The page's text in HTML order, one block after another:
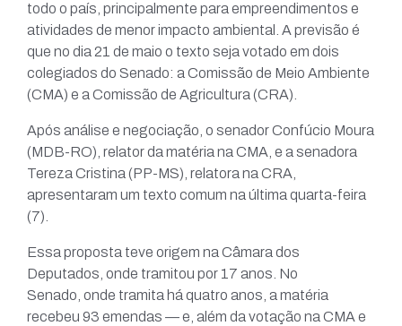
todo o país, principalmente para empreendimentos e
atividades de menor impacto ambiental. A previsão é
que no dia 21 de maio o texto seja votado em dois
colegiados do Senado: a Comissão de Meio Ambiente
(CMA) e a Comissão de Agricultura (CRA).
Após análise e negociação, o senador Confúcio Moura
(MDB-RO), relator da matéria na CMA, e a senadora
Tereza Cristina (PP-MS), relatora na CRA,
apresentaram um texto comum na última quarta-feira
(7).
Essa proposta teve origem na Câmara dos
Deputados, onde tramitou por 17 anos. No
Senado, onde tramita há quatro anos, a matéria
recebeu 93 emendas — e, além da votação na CMA e